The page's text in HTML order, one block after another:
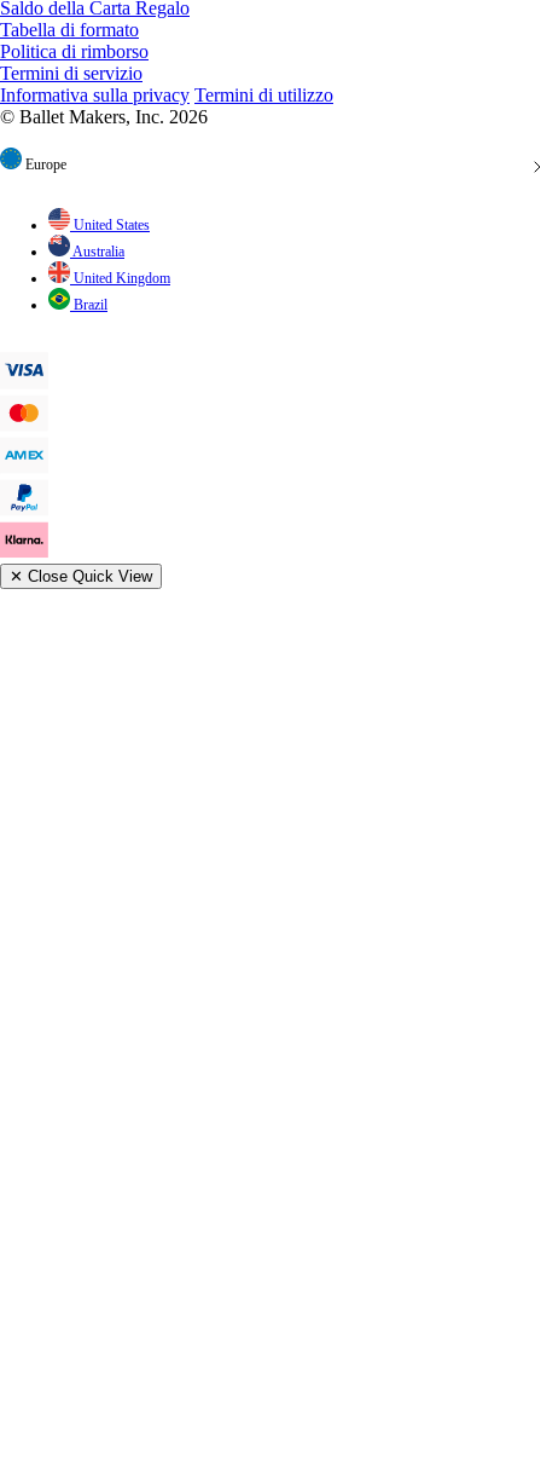
Saldo della Carta Regalo
Tabella di formato
Politica di rimborso
Termini di servizio
Informativa sulla privacy Termini di utilizzo
© Ballet Makers, Inc. 2026
Europe
United States
Australia
United Kingdom
Brazil
✕ Close Quick View